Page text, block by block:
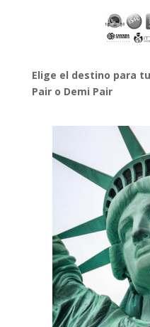
Elige el destino para
Pair o Demi Pair